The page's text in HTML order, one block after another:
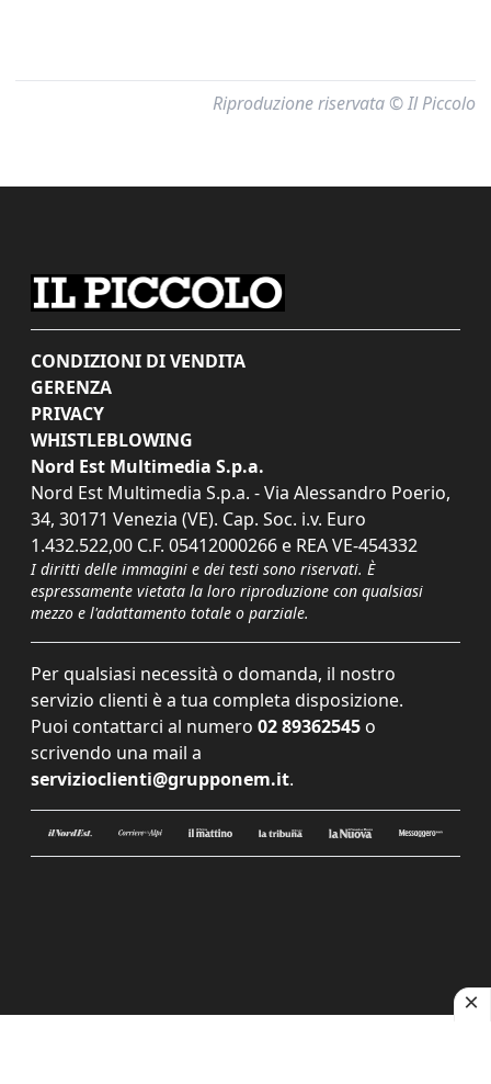
Riproduzione riservata © Il Piccolo
CONDIZIONI DI VENDITA
GERENZA
PRIVACY
WHISTLEBLOWING
Nord Est Multimedia S.p.a.
Nord Est Multimedia S.p.a. - Via Alessandro Poerio,
34, 30171 Venezia (VE). Cap. Soc. i.v. Euro
1.432.522,00 C.F. 05412000266 e REA VE-454332
I diritti delle immagini e dei testi sono riservati. È
espressamente vietata la loro riproduzione con qualsiasi
mezzo e l'adattamento totale o parziale.
Per qualsiasi necessità o domanda, il nostro
servizio clienti è a tua completa disposizione.
Puoi contattarci al numero 02 89362545 o
scrivendo una mail a
servizioclienti@grupponem.it.